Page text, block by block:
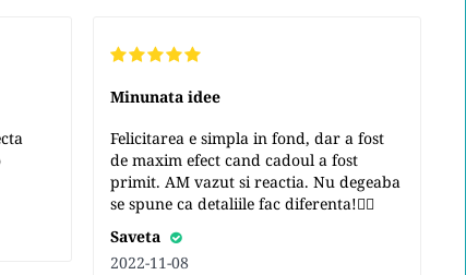
Minunata idee
Felicitarea e simpla in fond, dar a fost
de maxim efect cand cadoul a fost
primit. AM vazut si reactia. Nu degeaba
se spune ca detaliile fac diferenta!👍🏻
Saveta
2022-11-08